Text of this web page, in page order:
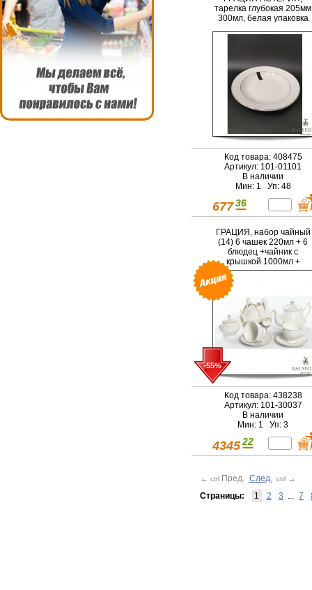
тарелка глубокая 205мм
300мл, белая упаковка
Код товара: 408475
Артикул: 101-01101
В наличии
Мин: 1 Уп: 48
677 36
ГРАЦИЯ, набор чайный
(14) 6 чашек 220мл + 6
блюдец +чайник с
крышкой 1000мл +
сахарница с крышкой
400мл, NEW BONE
рельефный рисунок с
зол
-55%
Код товара: 438238
Артикул: 101-30037
В наличии
Мин: 1 Уп: 3
4345 22
← ctrl Пред. След. ctrl →
Страницы:
1 2 3 ... 7